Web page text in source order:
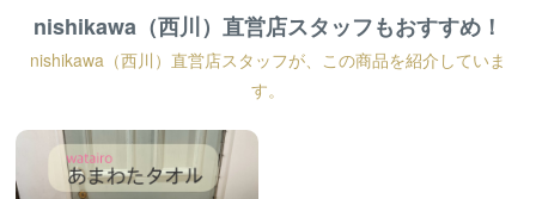
nishikawa（西川）直営店スタッフもおすすめ！
nishikawa（西川）直営店スタッフが、この商品を紹介していま
す。